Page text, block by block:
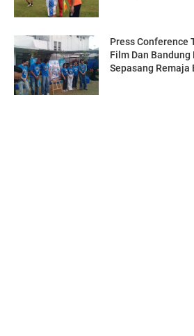
Press Conference
Film Dan
Sepasang Remaja